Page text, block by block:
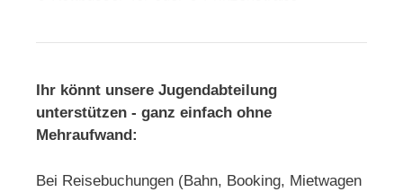
Ihr könnt unsere Jugendabteilung
unterstützen - ganz einfach ohne
Mehraufwand:
Bei Reisebuchungen (Bahn, Booking, Mietwagen